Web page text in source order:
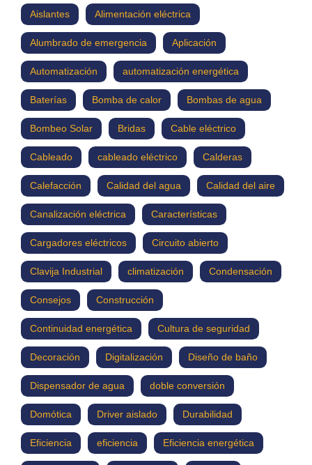
Aislantes Alimentación eléctrica
Alumbrado de emergencia Aplicación
Automatización automatización energética
Baterías Bomba de calor Bombas de agua
Bombeo Solar Bridas Cable eléctrico
Cableado cableado eléctrico Calderas
Calefacción Calidad del agua Calidad del aire
Canalización eléctrica Características
Cargadores eléctricos Circuito abierto
Clavija Industrial climatización Condensación
Consejos Construcción
Continuidad energética Cultura de seguridad
Decoración Digitalización Diseño de baño
Dispensador de agua doble conversión
Domótica Driver aislado Durabilidad
Eficiencia eficiencia Eficiencia energética